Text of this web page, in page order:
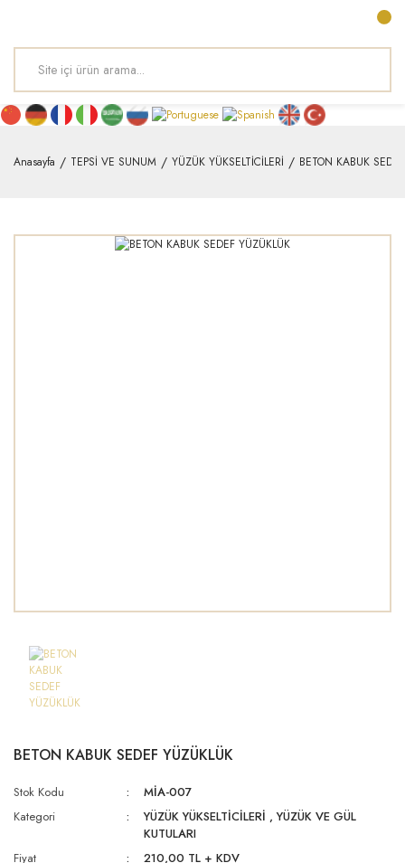
Anasayfa TEPSİ VE SUNUM YÜZÜK YÜKSELTİCİLERİ BETON KABUK
BETON KABUK SEDEF YÜZÜKLÜK
Stok Kodu
MİA-007
Kategori
YÜZÜK YÜKSELTİCİLERİ ,YÜZÜK VE GÜL
KUTULARI
Fiyat
210,00 TL + KDV